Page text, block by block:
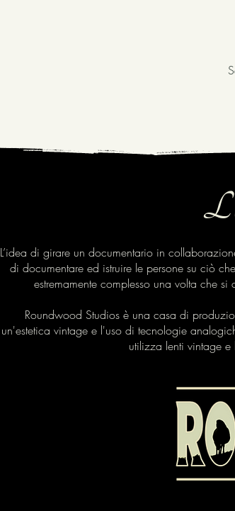
L’idea di girare un documentario in
di documentare ed istruire le persone su ciò
estremamente complesso una volta che
Roundwood Studios è una casa di
un'estetica vintage e l'uso di tecnologie
utilizza lenti vintage e